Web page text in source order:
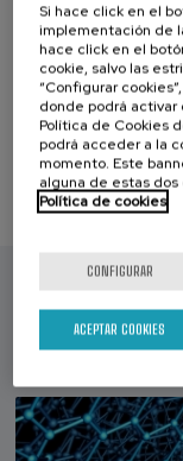
Lista
espera
Director/a
curso
Español
Presencial
Otros cursos que
Si hace click en el
implementación de
hace click en el
cookie, salvo las
“Configurar
donde podrá activar
Política de Cookies
podrá acceder a la
momento. Este
alguna de estas dos
Política de cookies
CONFIGURAR
ACEPTAR COOKIES